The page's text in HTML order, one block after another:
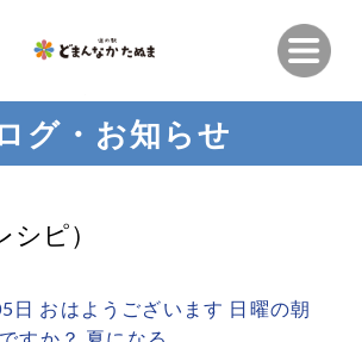
グ・お知らせ
ピ）
日 おはようございます️ 日曜の朝